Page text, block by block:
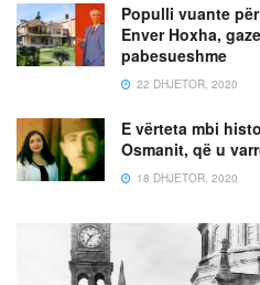
Populli vuante
Enver Hoxha,
pabesueshme
22 DHJETOR, 2020
E vërteta mbi
Osmanit, që u
18 DHJETOR, 2020